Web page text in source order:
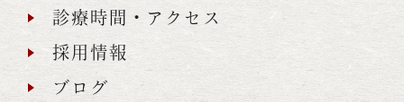
診療時間・アクセス
採用情報
ブログ